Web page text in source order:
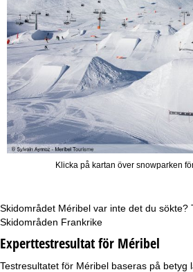
Klicka på kartan över snowparken
Skidområdet Méribel var inte det du sökte?
Skidområden Frankrike
Experttestresultat för Méribel
Testresultatet för Méribel baseras på betyg